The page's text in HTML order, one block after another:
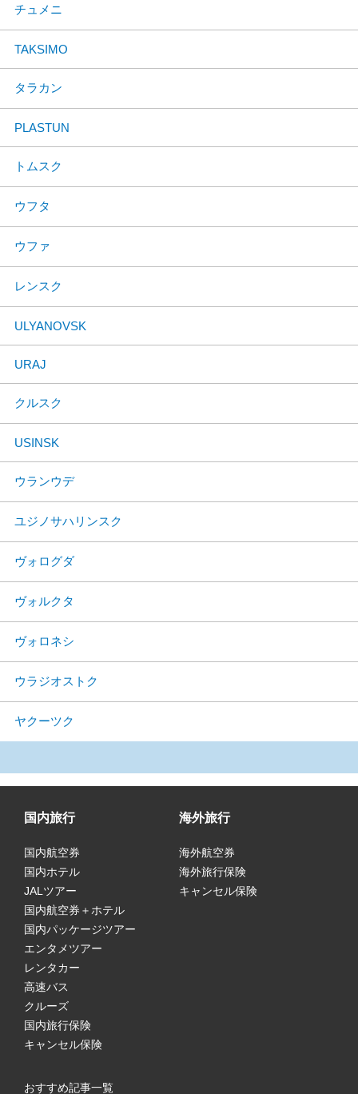
チュメニ
TAKSIMO
タラカン
PLASTUN
トムスク
ウフタ
ウファ
レンスク
ULYANOVSK
URAJ
クルスク
USINSK
ウランウデ
ユジノサハリンスク
ヴォログダ
ヴォルクタ
ヴォロネシ
ウラジオストク
ヤクーツク
国内旅行
国内航空券
国内ホテル
JALツアー
国内航空券＋ホテル
国内パッケージツアー
エンタメツアー
レンタカー
高速バス
クルーズ
国内旅行保険
キャンセル保険
海外旅行
海外航空券
海外旅行保険
キャンセル保険
おすすめ記事一覧